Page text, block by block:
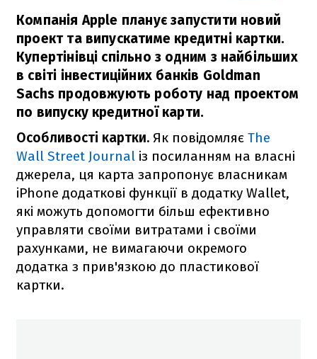
Компанія Apple планує запустити новий
проект та випускатиме кредитні картки.
Купертінівці спільно з одним з найбільших
в світі інвестиційних банків Goldman
Sachs продовжують роботу над проектом
по випуску кредитної карти.
Особливості картки. Як повідомляє The
Wall Street Journal із посиланням на власні
джерела, ця карта запропонує власникам
iPhone додаткові функції в додатку Wallet,
які можуть допомогти більш ефективно
управляти своїми витратами і своїми
рахунками, не вимагаючи окремого
додатка з прив'язкою до пластикової
картки.